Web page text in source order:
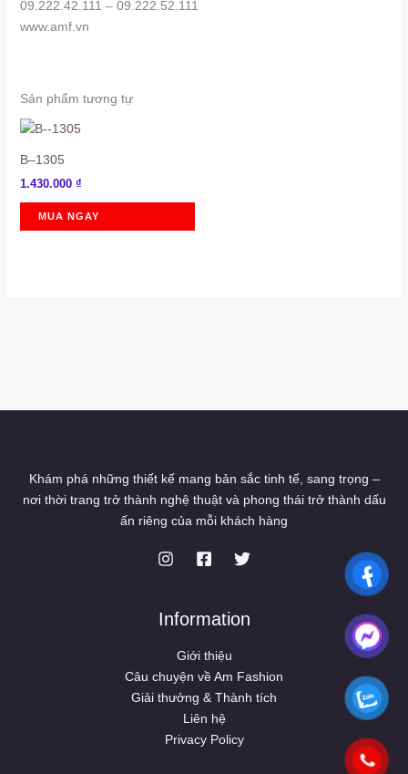
09.222.42.111 – 09.222.52.111
www.amf.vn
Sản phẩm tương tự
B–1305
1.430.000 ₫
MUA NGAY
Khám phá những thiết kế mang bản sắc tinh tế, sang trọng –
nơi thời trang trở thành nghệ thuật và phong thái trở thành dấu
ấn riêng của mỗi khách hàng
Information
Giới thiệu
Câu chuyện về Am Fashion
Giải thưởng & Thành tích
Liên hệ
Privacy Policy